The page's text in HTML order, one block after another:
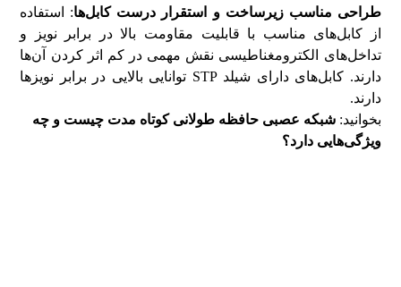
طراحی مناسب زیرساخت و استقرار درست کابل‌ها: استفاده
از کابل‌های مناسب با قابلیت مقاومت بالا در برابر نویز و
تداخل‌های الکترومغناطیسی نقش مهمی در کم اثر کردن آن‌ها
دارند. کابل‌های دارای شیلد STP توانایی بالایی در برابر نویزها
دارند.
بخوانید:شبکه عصبی حافظه طولانی کوتاه مدت چیست و چه
ویژگی‌هایی دارد؟